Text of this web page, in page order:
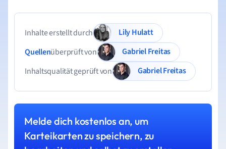
Inhalte erstellt durch
Lily Hulatt
Quellenüberprüft von
Gabriel Freitas
Inhaltsqualität geprüft von
Gabriel Freitas
Melde dich kostenlos an, um
Karteikarten zu speichern, zu